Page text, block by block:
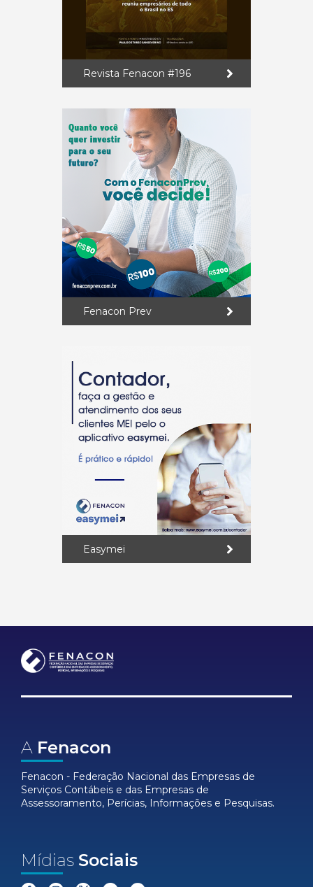
Revista Fenacon #196
Fenacon Prev
Easymei
A Fenacon
Fenacon - Federação Nacional das Empresas de
Serviços Contábeis e das Empresas de
Assessoramento, Perícias, Informações e Pesquisas.
Mídias Sociais